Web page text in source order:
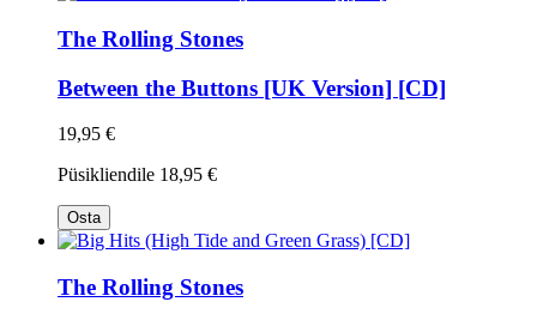
The Rolling Stones
Between the Buttons [UK Version] [CD]
19,95 €
Püsikliendile 18,95 €
Osta
The Rolling Stones